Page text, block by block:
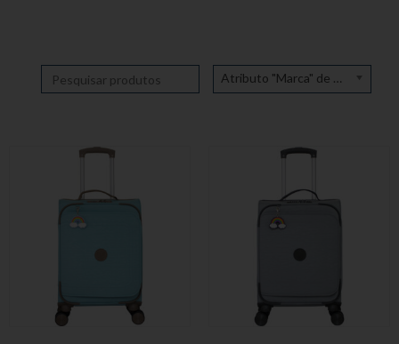
Atributo "Marca" de produto